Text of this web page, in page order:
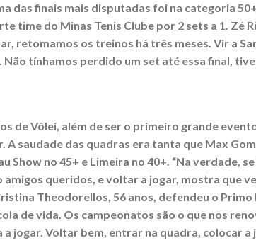
das finais mais disputadas foi na categoria
time do Minas Tenis Clube por 2 sets a 1. Zé
retomamos os treinos há três meses. Vir a
Não tínhamos perdido um set até essa final,
de Vôlei, além de ser o primeiro grande
A saudade das quadras era tanta que Max
Show no 45+ e Limeira no 40+. “Na
queridos, e voltar a jogar, mostra que
Theodorellos, 56 anos, defendeu o
de vida. Os campeonatos são o que nos
a jogar. Voltar bem, entrar na quadra, colocar